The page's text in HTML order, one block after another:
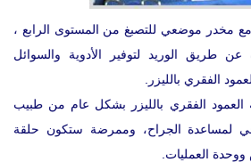
مخدر موضعي للتصبغ من المستوى الرابع ،
طريق الوريد لتوفير الأدوية والسوائل
الفقري بالليزر.
الفقري بالليزر بشكل عام من طبيب
لمساعدة الجراح، وممرضة ستكون حلقة
العمليات.